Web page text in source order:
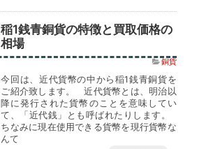
稲1銭青銅貨の特徴と買取価格の
相場
銅貨
今回は、近代貨幣の中から稲1銭青銅貨を
ご紹介致します。 近代貨幣とは、明治以
降に発行された貨幣のことを意味してい
て、「近代銭」とも呼ばれたりします。
ちなみに現在使用できる貨幣を現行貨幣な
んて